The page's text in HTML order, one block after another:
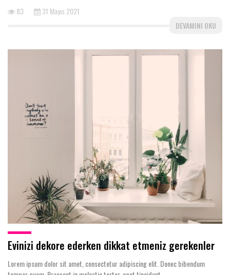
83
31 Mayıs 2021
DEVAMINI OKU
Evinizi dekore ederken dikkat etmeniz gerekenler
Lorem ipsum dolor sit amet, consectetur adipiscing elit. Donec bibendum